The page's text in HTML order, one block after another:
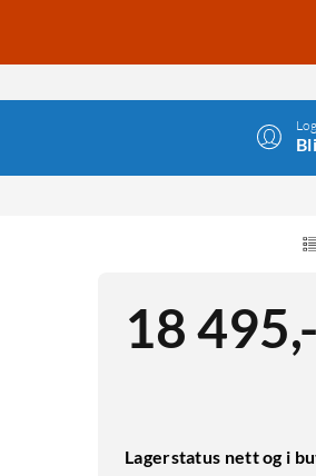
18 495,-
Lagerstatus nett og i